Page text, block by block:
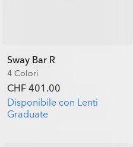
Sway Bar R
4 Colori
CHF 401.00
Disponibile con Lenti
Graduate